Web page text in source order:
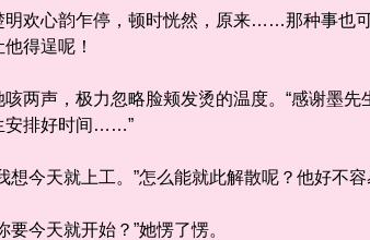
心韵乍停，顿时恍然，原来……那种事也可
得逞呢！
声，极力忽略脸颊发烫的温度。“感谢墨先
安排好时间……”
今天就上工。”怎么能就此解散呢？他好不
今天就开始？”她愣了愣。